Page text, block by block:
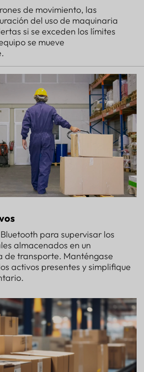
de movimiento, las
del uso de maquinaria
si se exceden los límites
se mueve
para supervisar los
almacenados en un
de transporte. Manténgase
activos presentes y simplifique